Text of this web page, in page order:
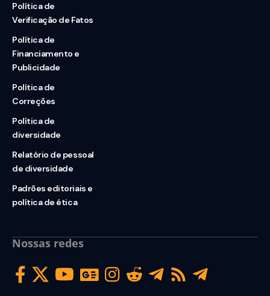
Política de
Verificação de Fatos
Política de
Financiamento e
Publicidade
Política de
Correções
Política de
diversidade
Relatório de pessoal
de diversidade
Padrões editoriais e
política de ética
Nossas redes